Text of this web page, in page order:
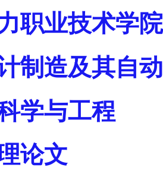
职业技术学院
制造及其自
学与工程
论文